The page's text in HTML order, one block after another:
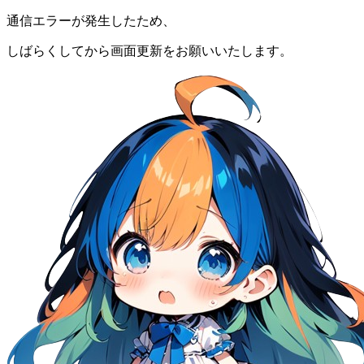
通信エラーが発生したため、
しばらくしてから画面更新をお願いいたします。